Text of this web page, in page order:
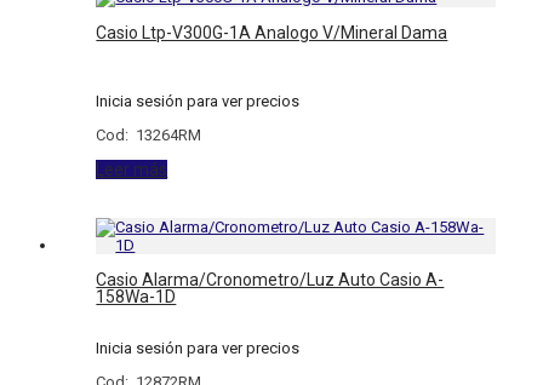
Casio Ltp-V300G-1A Analogo V/Mineral Dama
Inicia sesión para ver precios
Cod: 13264RM
Leer más
Casio Alarma/Cronometro/Luz Auto Casio A-
158Wa-1D
Inicia sesión para ver precios